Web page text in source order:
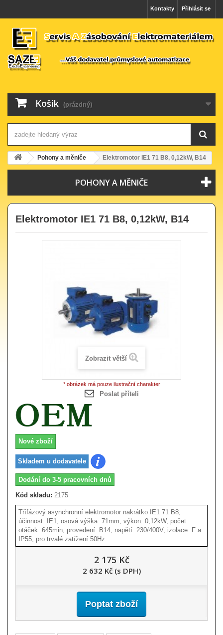
Přihlásit se
Kontakty
Košík (prázdný)
Pohony a měniče Elektromotor IE1 71 B8, 0,12kW, B14
POHONY A MĚNIČE
Elektromotor IE1 71 B8, 0,12kW, B14
Zobrazit větší
* obrázek má pouze ilustrační charakter
Poslat příteli
Nové zboží
Skladem u dodavatele
Dodání do 3-5 pracovních dnů
Kód skladu: 2175
Třífázový asynchronní elektromotor nakrátko IE1 71 B8,
účinnost: IE1, osová výška: 71mm, výkon: 0,12kW, počet
otáček: 645min, provedení: B14, napětí: 230/400V, izolace: F a
IP55, pro trvalé zatížení 50Hz
2 175 Kč
2 632 Kč (s DPH)
Poptat zboží